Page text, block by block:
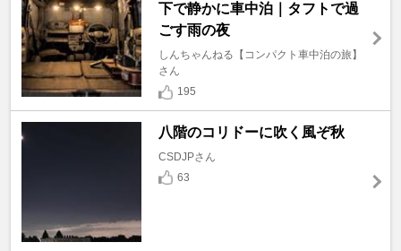
下で静かに車中泊｜タフトで過
ごす雨の夜
しんちゃんねる【コンパクト車中泊の旅】
さん
195
八階のコリドーに吹く風ぞ秋
CSDJPさん
63